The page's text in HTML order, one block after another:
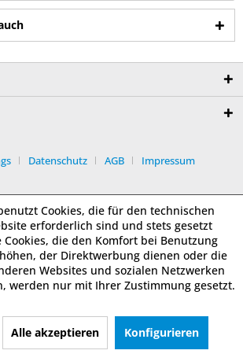
Datenschutz AGB Impressum
Cookies, die für den technischen
erforderlich sind und stets gesetzt
die den Komfort bei Benutzung
der Direktwerbung dienen oder die
Websites und sozialen Netzwerken
werden nur mit Ihrer Zustimmung gesetzt.
Alle akzeptieren Konfigurieren